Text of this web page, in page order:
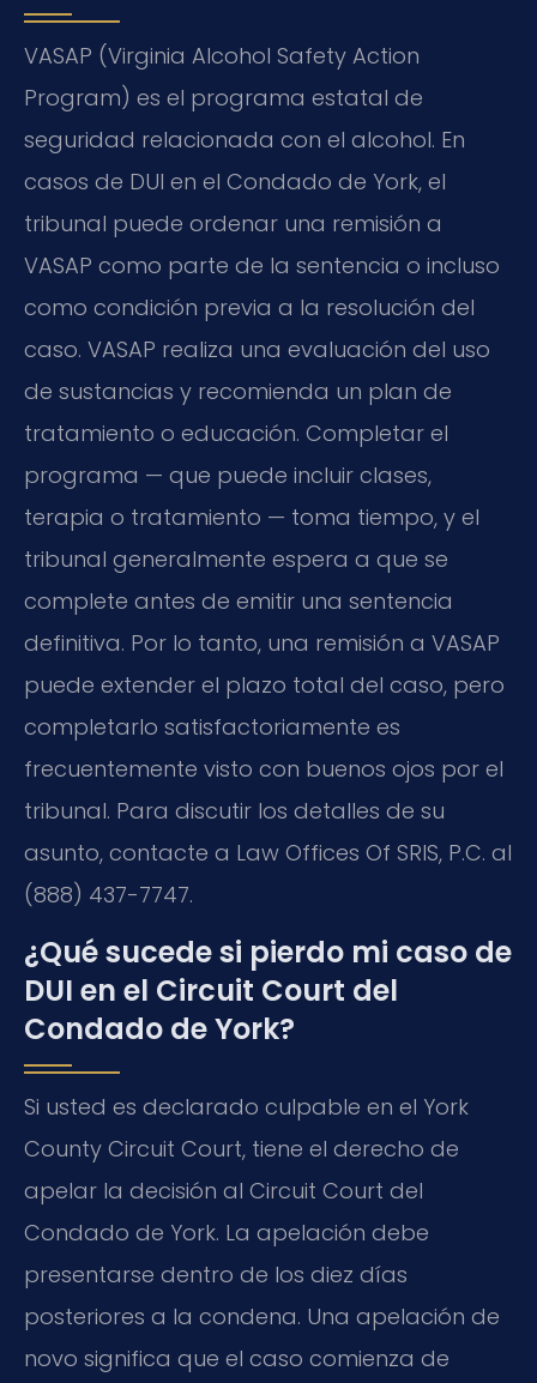
VASAP (Virginia Alcohol Safety Action
Program) es el programa estatal de
seguridad relacionada con el alcohol. En
casos de DUI en el Condado de York, el
tribunal puede ordenar una remisión a
VASAP como parte de la sentencia o incluso
como condición previa a la resolución del
caso. VASAP realiza una evaluación del uso
de sustancias y recomienda un plan de
tratamiento o educación. Completar el
programa — que puede incluir clases,
terapia o tratamiento — toma tiempo, y el
tribunal generalmente espera a que se
complete antes de emitir una sentencia
definitiva. Por lo tanto, una remisión a VASAP
puede extender el plazo total del caso, pero
completarlo satisfactoriamente es
frecuentemente visto con buenos ojos por el
tribunal. Para discutir los detalles de su
asunto, contacte a Law Offices Of SRIS, P.C. al
(888) 437-7747.
¿Qué sucede si pierdo mi caso de
DUI en el Circuit Court del
Condado de York?
Si usted es declarado culpable en el York
County Circuit Court, tiene el derecho de
apelar la decisión al Circuit Court del
Condado de York. La apelación debe
presentarse dentro de los diez días
posteriores a la condena. Una apelación de
novo significa que el caso comienza de